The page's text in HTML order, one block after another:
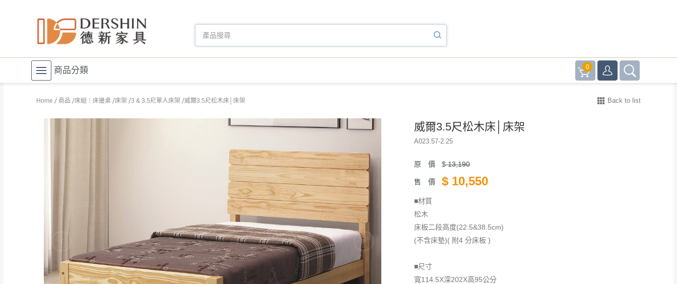
商品分類 0
Home 商品 床組｜床邊桌 床架 3 & 3.5尺單人床架 威爾3.5尺松木床│床架 Back to list
威爾3.5尺松木床│床架
A023.57-2.25
原 價 $13,190
售 價 $ 10,550
■材質
松木
床板二段高度(22.5&38.5cm)
(不含床墊)( 附4 分床板 )
■尺寸
寬114.5X深202X高95公分